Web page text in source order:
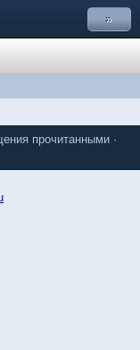
»
прочитанными ·